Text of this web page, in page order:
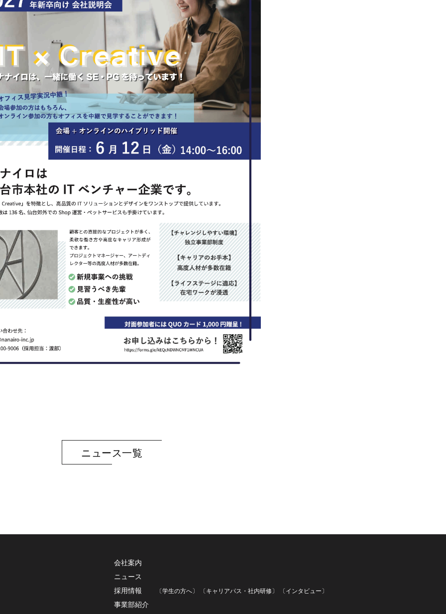
ニュース一覧
会社案内
ニュース
採用情報
〔学生の方へ〕 〔キャリアパス・社内研修〕 〔インタビュー〕
事業部紹介